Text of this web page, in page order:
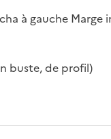
à gauche
buste, de profil)